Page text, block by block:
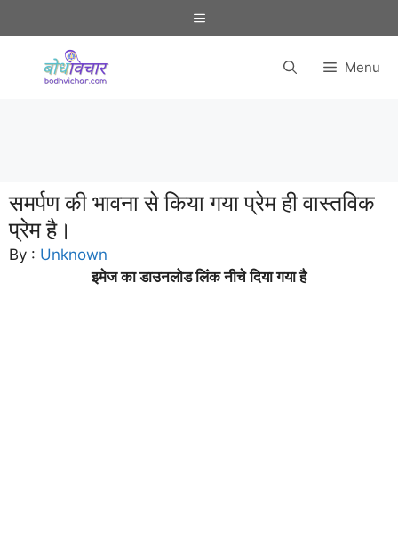
to
Menu
Menu
समर्पण की भावना से किया गया प्रेम ही वास्तविक
प्रेम है।
By : Unknown
इमेज का डाउनलोड लिंक नीचे दिया गया है